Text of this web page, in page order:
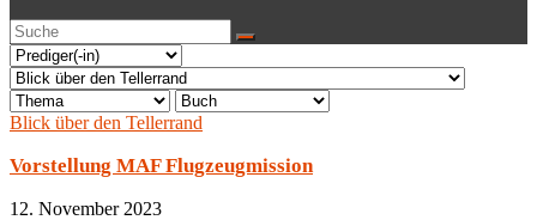
Blick über den Tellerrand
Vorstellung MAF Flugzeugmission
12. November 2023